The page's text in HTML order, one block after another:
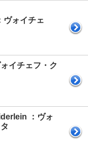
ォイチェ
イチェフ・ク
：ヴォ